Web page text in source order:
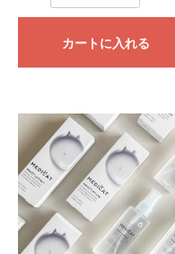
カートに入れる